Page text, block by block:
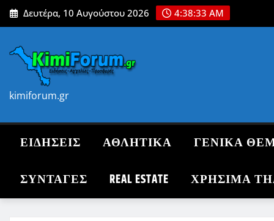
Skip
to
Δευτέρα, 10 Αυγούστου 2026 4:38:35 AM
kimiforum.gr
ΕΙΔΗΣΕΙΣ ΑΘΛΗΤΙΚΑ ΓΕΝΙΚΑ
ΣΥΝΤΑΓΈΣ REAL ESTATE ΧΡΗΣΙΜΑ